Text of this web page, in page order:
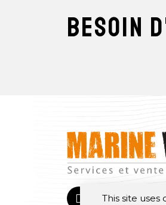
besoin
This site